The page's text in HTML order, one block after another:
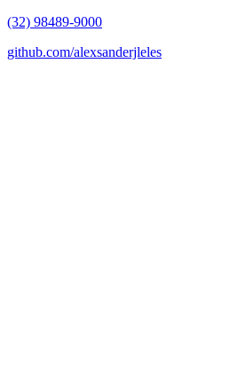
(32) 98489-9000
github.com/alexsanderjleles